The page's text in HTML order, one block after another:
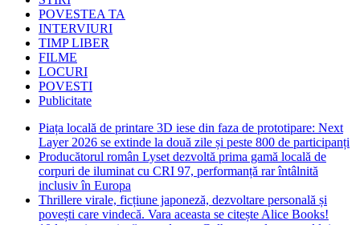
POVESTEA TA
INTERVIURI
TIMP LIBER
FILME
LOCURI
POVESTI
Publicitate
Piața locală de printare 3D iese din faza de prototipare: Next
Layer 2026 se extinde la două zile și peste 800 de participanți
Producătorul român Lyset dezvoltă prima gamă locală de
corpuri de iluminat cu CRI 97, performanță rar întâlnită
inclusiv în Europa
Thrillere virale, ficțiune japoneză, dezvoltare personală și
povești care vindecă. Vara aceasta se citește Alice Books!